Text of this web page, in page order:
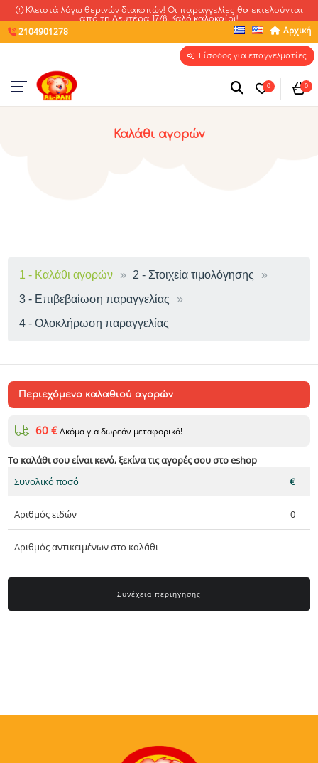
Κλειστά λόγω θερινών διακοπών! Οι παραγγελίες θα εκτελούνται
από τη Δευτέρα 17/8. Καλό καλοκαίρι!
Είσοδος για επαγγελματίες
2104901278 Αρχική
0 0
Καλάθι αγορών
Καλάθι αγορών
Στοιχεία τιμολόγησης
Επιβεβαίωση παραγγελίας
Ολοκλήρωση παραγγελίας
Περιεχόμενο καλαθιού αγορών
60 € Ακόμα για δωρεάν μεταφορικά!
Το καλάθι σου είναι κενό, ξεκίνα τις αγορές σου στο eshop
Συνολικό ποσό
€
Αριθμός ειδών 0
Αριθμός αντικειμένων στο καλάθι
Συνέχεια περιήγησης